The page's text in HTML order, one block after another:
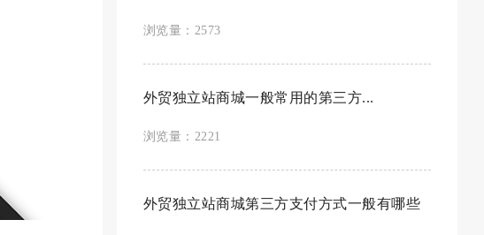
浏览量：2573
外贸独立站商城一般常用的第三方...
浏览量：2221
外贸独立站商城第三方支付方式一般有哪些